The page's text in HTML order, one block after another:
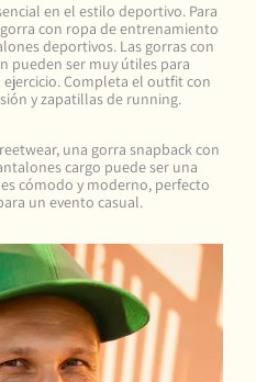
en el estilo deportivo. Para
con ropa de entrenamiento
deportivos. Las gorras con
pueden ser muy útiles para
Completa el outfit con
y zapatillas de running.
una gorra snapback con
cargo puede ser una
cómodo y moderno, perfecto
un evento casual.